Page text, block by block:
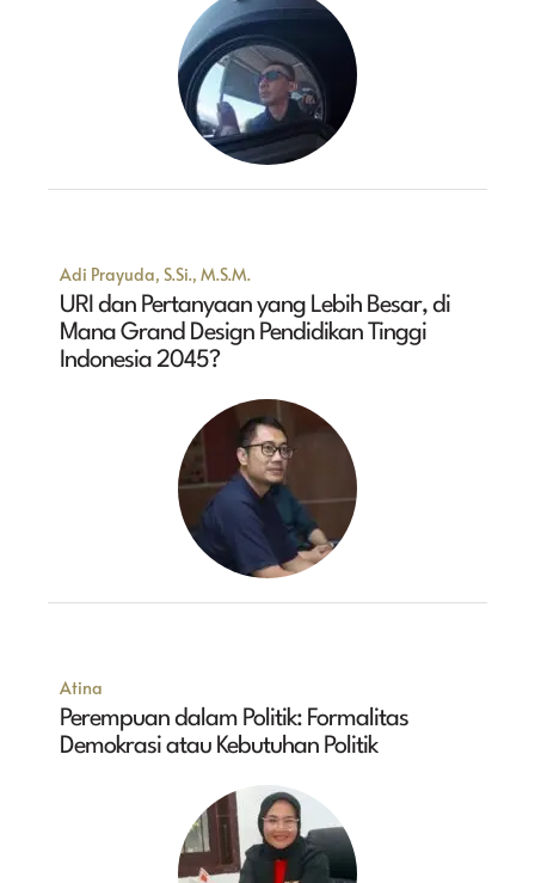
Adi Prayuda, S.Si., M.S.M.
URI dan Pertanyaan yang Lebih Besar, di
Mana Grand Design Pendidikan Tinggi
Indonesia 2045?
Atina
Perempuan dalam Politik: Formalitas
Demokrasi atau Kebutuhan Politik